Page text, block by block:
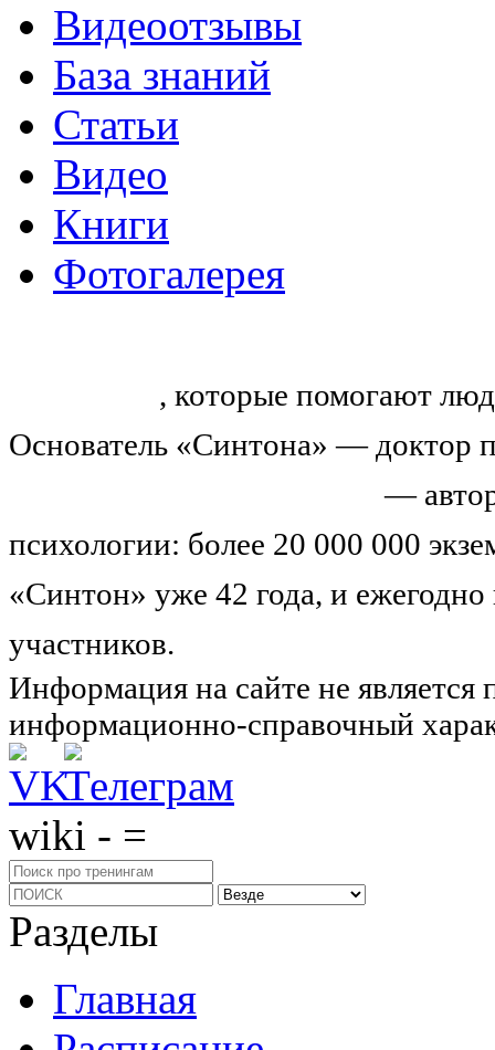
Видеоотзывы
База знаний
Статьи
Видео
Книги
Фотогалерея
, которые помогают
Основатель «Синтона» — доктор
—
психологии: более 20 000 000
«Синтон» уже 42 года, и
участников.
Информация на сайте не
информационно-справочный
wiki - =
Разделы
Главная